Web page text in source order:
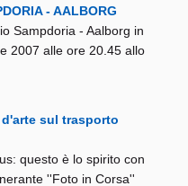
- AALBORG
Sampdoria - Aalborg in
2007 alle ore 20.45 allo
sul trasporto
questo è lo spirito con
''Foto in Corsa''